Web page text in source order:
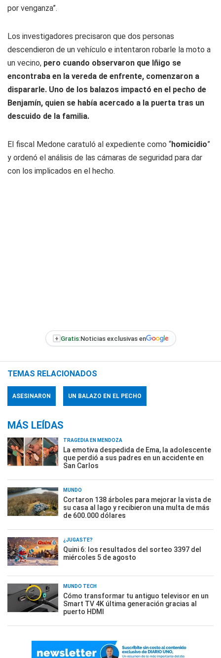
por venganza”.
Los investigadores precisaron que dos personas
descendieron de un vehículo e intentaron robarle la moto a
un vecino, pero cuando observaron que Iñigo se
encontraba en la vereda de enfrente, comenzaron a
dispararle. Uno de los balazos impactó en el pecho de
Benjamín, quien se había acercado a la puerta tras un
descuido de la familia.
El fiscal Medone caratuló al expediente como “homicidio”
y ordenó el análisis de las cámaras de seguridad para dar
con los implicados en el hecho.
+ Gratis:Noticias exclusivas en
TEMAS RELACIONADOS
ASESINARON UN BALAZO EN EL PECHO
MÁS LEÍDAS
TRAGEDIA EN MENDOZA
La emotiva despedida de Ema, la adolescente
que perdió a sus padres en un accidente en
San Carlos
MUNDO
Cortaron 138 árboles para mejorar la vista de
su casa al lago y recibieron una multa de más
de 600.000 dólares
¿JUGASTE?
Quini 6: los resultados del sorteo 3397 del
miércoles 5 de agosto
MUNDO TECH
Cómo transformar tu antiguo televisor en un
Smart TV 4K última generación gracias al
puerto HDMI